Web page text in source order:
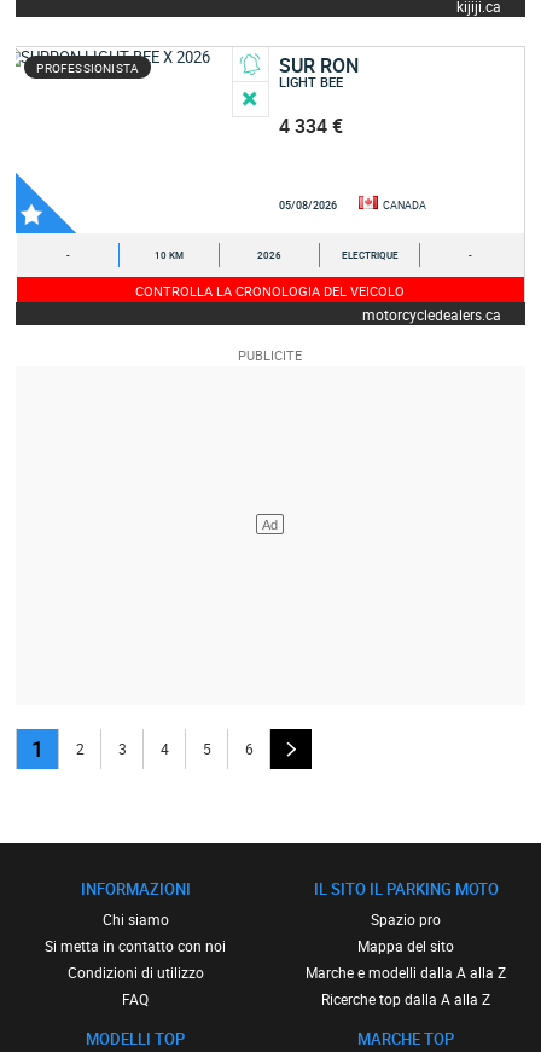
kijiji.ca
PROFESSIONISTA SUR RON
LIGHT BEE
4 334 €
05/08/2026 CANADA
- 10 KM 2026 ELECTRIQUE -
CONTROLLA LA CRONOLOGIA DEL VEICOLO
motorcycledealers.ca
1 2 3 4 5 6
INFORMAZIONI
Chi siamo
Si metta in contatto con noi
Condizioni di utilizzo
FAQ
MODELLI TOP
IL SITO IL PARKING MOTO
Spazio pro
Mappa del sito
Marche e modelli dalla A alla Z
Ricerche top dalla A alla Z
MARCHE TOP